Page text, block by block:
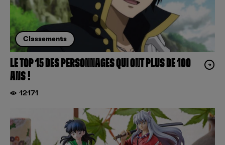
Classements
LE TOP 15 DES PERSONNAGES QUI ONT PLUS DE 100
ANS !
12171